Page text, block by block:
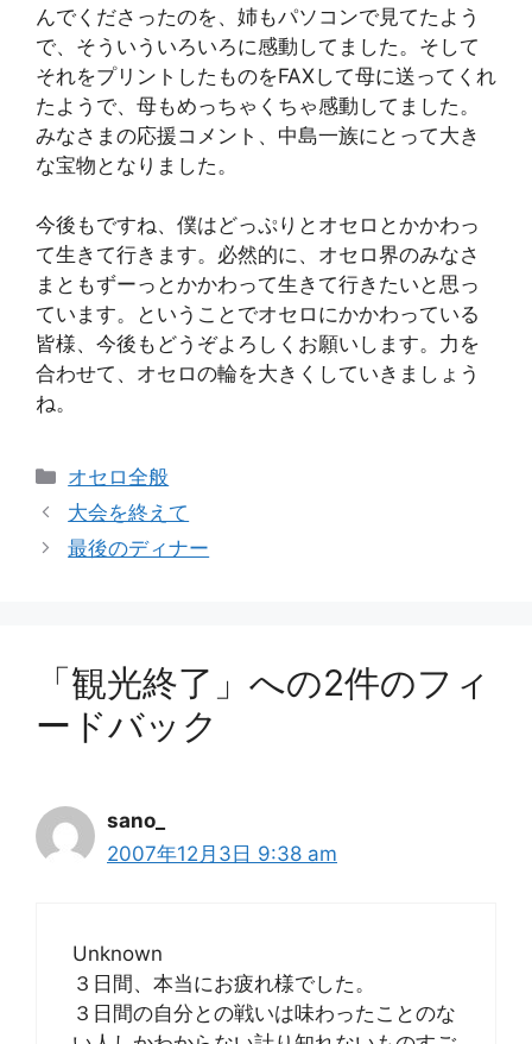
んでくださったのを、姉もパソコンで見てたよう
で、そういういろいろに感動してました。そして
それをプリントしたものをFAXして母に送ってくれ
たようで、母もめっちゃくちゃ感動してました。
みなさまの応援コメント、中島一族にとって大き
な宝物となりました。
今後もですね、僕はどっぷりとオセロとかかわっ
て生きて行きます。必然的に、オセロ界のみなさ
まともずーっとかかわって生きて行きたいと思っ
ています。ということでオセロにかかわっている
皆様、今後もどうぞよろしくお願いします。力を
合わせて、オセロの輪を大きくしていきましょう
ね。
カ
テ
リ
オセロ全般
大会を終えて
最後のディナー
「観光終了」への2件のフィ
ードバック
sano_
2007年12月3日 9:38 am
Unknown
３日間、本当にお疲れ様でした。
３日間の自分との戦いは味わったことのな